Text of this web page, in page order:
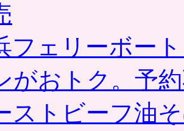
フェリーボー
がおトク。予
ストビーフ油